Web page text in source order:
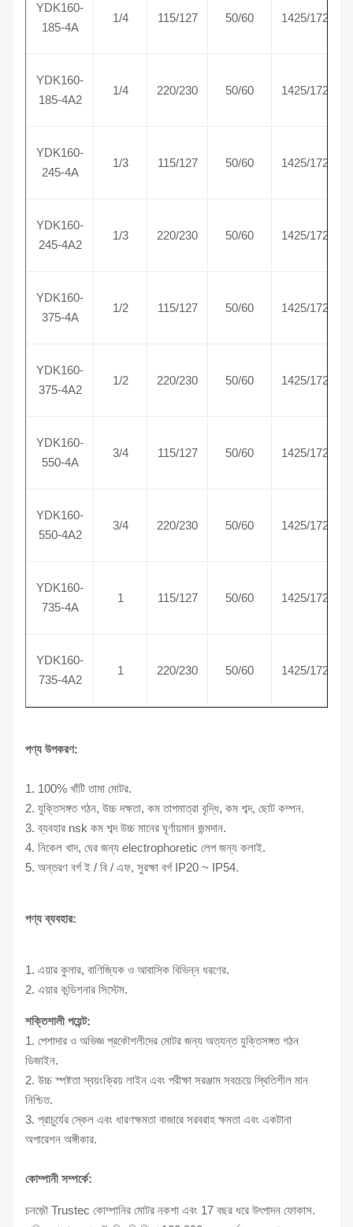
YDK160-
185-4A
1/4 115/127 50/60 1425/1725
YDK160-
185-4A2
1/4 220/230 50/60 1425/1725
YDK160-
245-4A
1/3 115/127 50/60 1425/1725
YDK160-
245-4A2
1/3 220/230 50/60 1425/1725
YDK160-
375-4A
1/2 115/127 50/60 1425/1725
YDK160-
375-4A2
1/2 220/230 50/60 1425/1725
YDK160-
550-4A
3/4 115/127 50/60 1425/1725
YDK160-
550-4A2
3/4 220/230 50/60 1425/1725
YDK160-
735-4A
1 115/127 50/60 1425/1725
YDK160-
735-4A2
1 220/230 50/60 1425/1725
পণ্য উপকরণ:
1. 100% খাঁটি তামা মোটর.
2. যুক্তিসঙ্গত গঠন, উচ্চ দক্ষতা, কম তাপমাত্রা বৃদ্ধি, কম শব্দ, ছোট কম্পন.
3. ব্যবহার nsk কম শব্দ উচ্চ মানের ঘূর্ণায়মান জন্মদান.
4. নিকেল খাদ, ঘের জন্য electrophoretic লেপ জন্য কলাই.
5. অন্তরণ বর্গ ই / বি / এফ, সুরক্ষা বর্গ IP20 ~ IP54.
পণ্য ব্যবহার:
1. এয়ার কুলার, বাণিজ্যিক ও আবাসিক বিভিন্ন ধরণের.
2. এয়ার কন্ডিশনার সিস্টেম.
শক্তিশালী পয়েন্ট:
1. পেশাদার ও অভিজ্ঞ প্রকৌশলীদের মোটর জন্য অত্যন্ত যুক্তিসঙ্গত গঠন
ডিজাইন.
2. উচ্চ স্পষ্টতা স্বয়ংক্রিয় লাইন এবং পরীক্ষা সরঞ্জাম সবচেয়ে স্থিতিশীল মান
নিশ্চিত.
3. প্রাচুর্যের স্কেল এবং ধারণক্ষমতা বাজারে সরবরাহ ক্ষমতা এবং একটানা
অপারেশন অঙ্গীকার.
কোম্পানী সম্পর্কে:
চনজ়ৌ Trustec কোম্পানির মোটর নকশা এবং 17 বছর ধরে উৎপাদন ফোকাস.